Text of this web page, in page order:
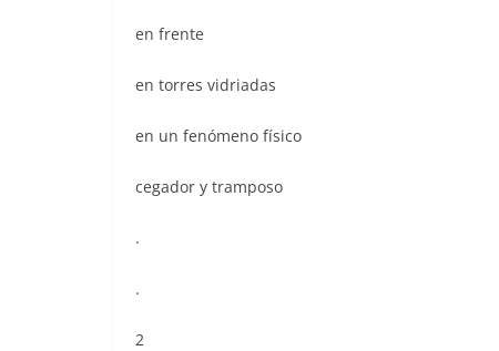
en frente
en torres vidriadas
en un fenómeno físico
cegador y tramposo
.
.
2